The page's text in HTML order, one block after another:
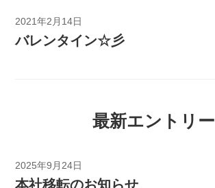
2021年2月14日
バレンタイン☆彡
最新エントリー
2025年9月24日
本社移転のお知らせ